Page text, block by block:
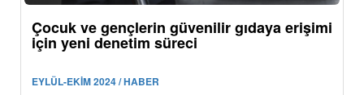
Çocuk ve gençlerin güvenilir gıdaya erişimi
için yeni denetim süreci
EYLÜL-EKİM 2024 / HABER